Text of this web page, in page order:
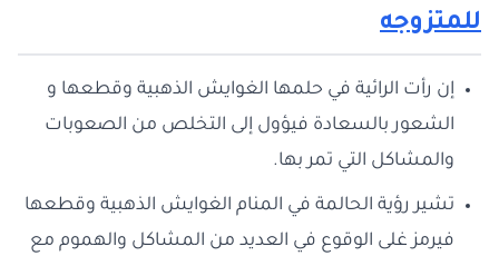
للمتزوجه
إن رأت الرائية في حلمها الغوايش الذهبية وقطعها و
الشعور بالسعادة فيؤول إلى التخلص من الصعوبات
والمشاكل التي تمر بها.
تشير رؤية الحالمة في المنام الغوايش الذهبية وقطعها
فيرمز غلى الوقوع في العديد من المشاكل والهموم مع